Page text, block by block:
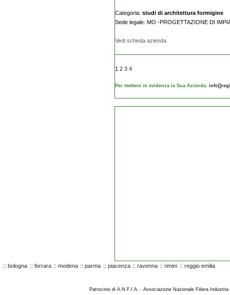
Categoria: studi di architettura formigine
Sede legale: MO -PROGETTAZIONE DI
Vedi scheda azienda
1 2 3 4
Per mettere in evidenza la Sua Azienda:
:: bologna :: ferrara :: modena :: parma :: piacenza :: ravenna :: rimini :: reggio emilia
Patrocinio di A.N.F.I.A. - Associazione Nazionale Filiera